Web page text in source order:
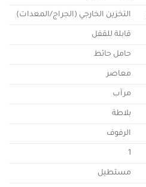
التخزين الخارجي (الجراج/المعدات)
قابلة للقفل
حامل حائط
معاصر
مرآب
بلاطة
الرفوف
1
مستطيل